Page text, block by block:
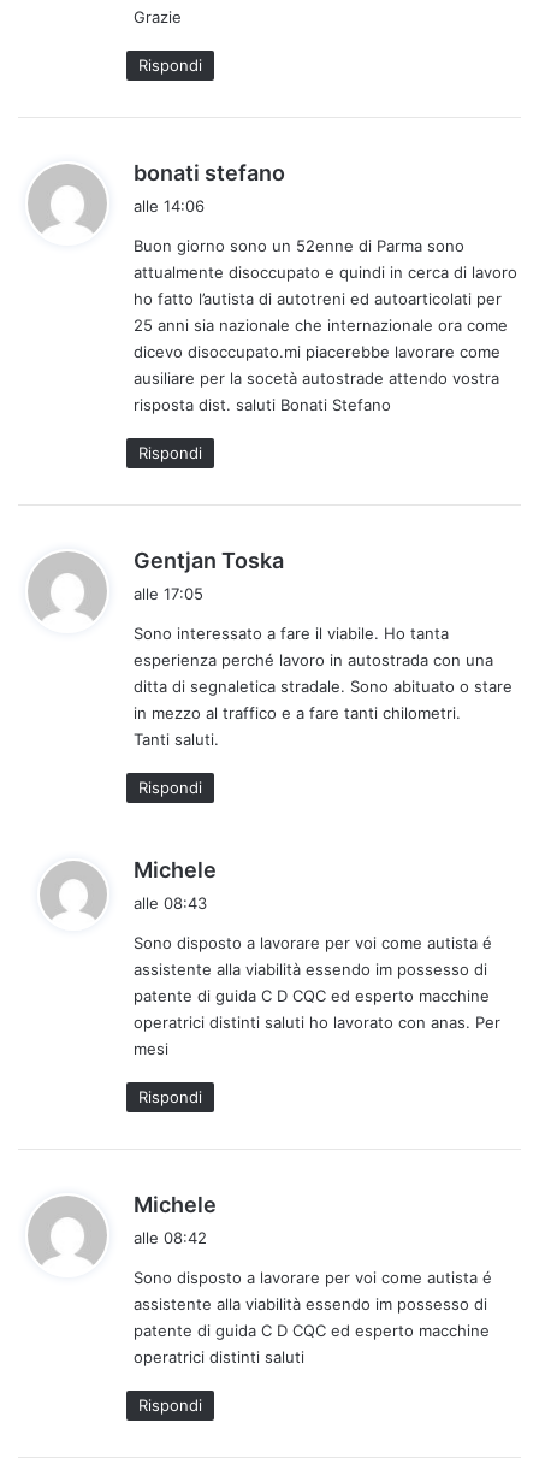
Grazie
Rispondi
bonati stefano
e
t
t
o
:
alle 14:06
Buon giorno sono un 52enne di Parma sono
attualmente disoccupato e quindi in cerca di lavoro
ho fatto l’autista di autotreni ed autoarticolati per
25 anni sia nazionale che internazionale ora come
dicevo disoccupato.mi piacerebbe lavorare come
ausiliare per la socetà autostrade attendo vostra
risposta dist. saluti Bonati Stefano
Rispondi
Gentjan Toska
e
t
t
o
alle 17:05
Sono interessato a fare il viabile. Ho tanta
esperienza perché lavoro in autostrada con una
ditta di segnaletica stradale. Sono abituato o stare
in mezzo al traffico e a fare tanti chilometri.
Tanti saluti.
Rispondi
Michele
e
t
t
o
alle 08:43
Sono disposto a lavorare per voi come autista é
assistente alla viabilità essendo im possesso di
patente di guida C D CQC ed esperto macchine
operatrici distinti saluti ho lavorato con anas. Per
mesi
Rispondi
Michele
e
t
t
o
alle 08:42
Sono disposto a lavorare per voi come autista é
assistente alla viabilità essendo im possesso di
patente di guida C D CQC ed esperto macchine
operatrici distinti saluti
Rispondi